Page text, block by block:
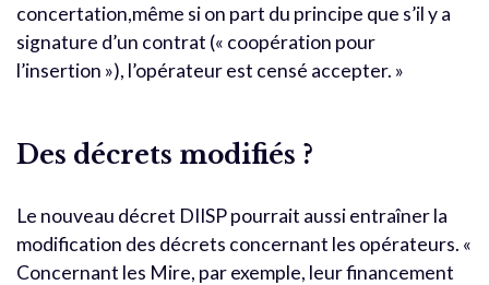
concertation,même si on part du principe que s’il y a
signature d’un contrat (« coopération pour
l’insertion »), l’opérateur est censé accepter. »
Des décrets modifiés ?
Le nouveau décret DIISP pourrait aussi entraîner la
modification des décrets concernant les opérateurs. «
Concernant les Mire, par exemple, leur financement